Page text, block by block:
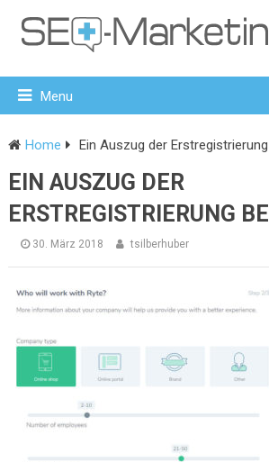
Menu
Home Ein Auszug der
EIN AUSZUG DER
ERSTREGISTRIERUNG
30. März 2018 tsilberhuber